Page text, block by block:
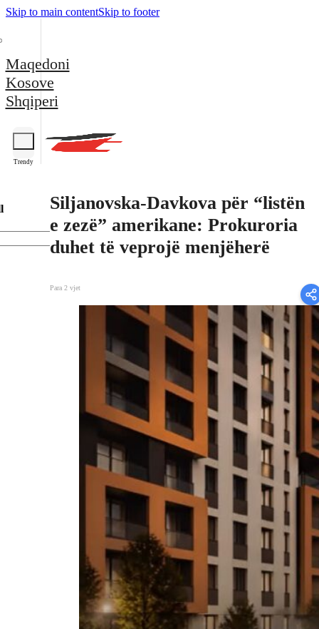
Skip to main contentSkip to footer
Maqedoni
Kosove
Shqiperi
Trendy
Siljanovska-Davkova për “listën
e zezë” amerikane: Prokuroria
duhet të veprojë menjëherë
Para 2 vjet